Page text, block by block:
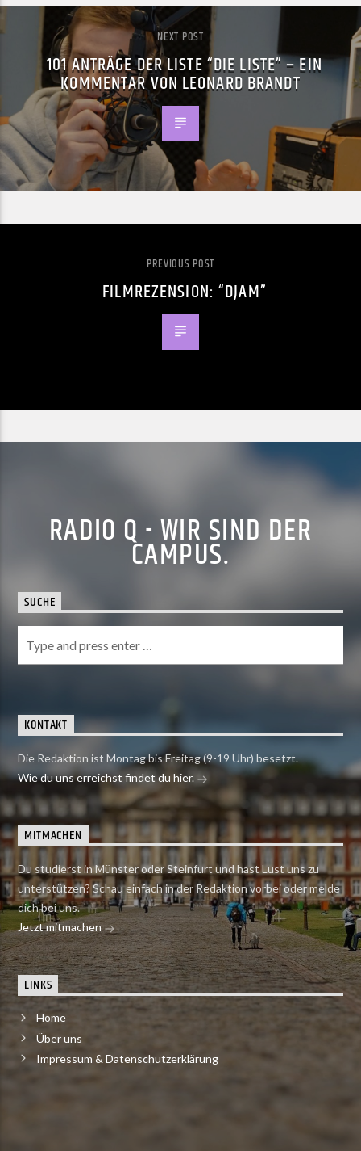
NEXT POST
101 ANTRÄGE DER LISTE “DIE LISTE” – EIN
KOMMENTAR VON LEONARD BRANDT
PREVIOUS POST
FILMREZENSION: “DJAM”
RADIO Q - WIR SIND DER
CAMPUS.
SUCHE
KONTAKT
Die Redaktion ist Montag bis Freitag (9-19 Uhr) besetzt.
Wie du uns erreichst findet du hier.
MITMACHEN
Du studierst in Münster oder Steinfurt und hast Lust uns zu
unterstützen? Schau einfach in der Redaktion vorbei oder melde
dich bei uns.
Jetzt mitmachen
LINKS
Home
Über uns
Impressum & Datenschutzerklärung